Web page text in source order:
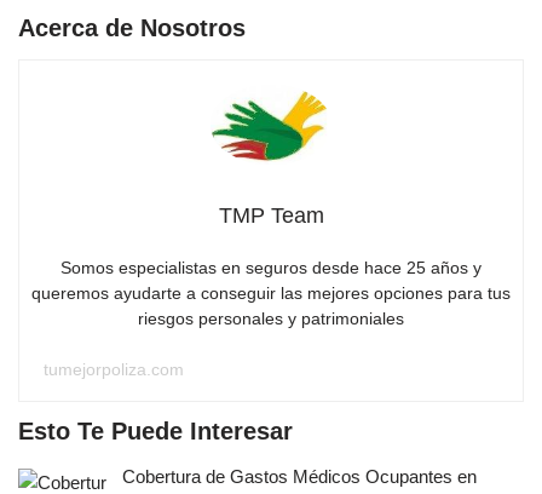
Acerca de Nosotros
TMP Team
Somos especialistas en seguros desde hace 25 años y
queremos ayudarte a conseguir las mejores opciones para tus
riesgos personales y patrimoniales
tumejorpoliza.com
Esto Te Puede Interesar
Cobertura de Gastos Médicos Ocupantes en